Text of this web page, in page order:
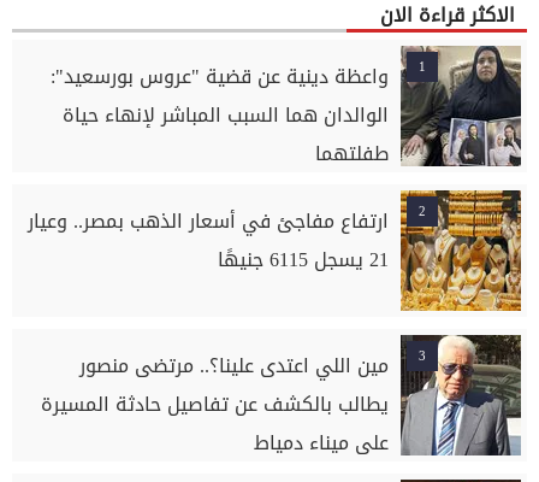
الاكثر قراءة الان
1
واعظة دينية عن قضية "عروس بورسعيد":
الوالدان هما السبب المباشر لإنهاء حياة
طفلتهما
2
ارتفاع مفاجئ في أسعار الذهب بمصر.. وعيار
21 يسجل 6115 جنيهًا
3
مين اللي اعتدى علينا؟.. مرتضى منصور
يطالب بالكشف عن تفاصيل حادثة المسيرة
على ميناء دمياط